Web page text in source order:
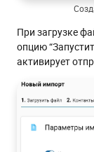
При загрузке
опцию
активирует